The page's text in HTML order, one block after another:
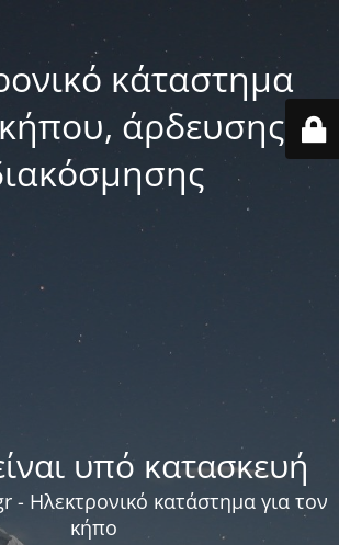
κάταστημα
άρδευσης,
υπό κατασκευή
- Ηλεκτρονικό κατάστημα για τον
κήπο